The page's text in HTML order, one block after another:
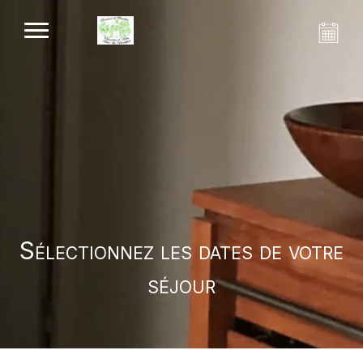
Sélectionnez les dates de votre
séjour